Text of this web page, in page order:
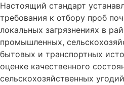
Настоящий стандарт
требования к отбору проб
локальных загрязнениях в
промышленных,
бытовых и транспортных
оценке качественного
сельскохозяйственных